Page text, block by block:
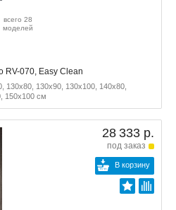
всего 28
моделей
RV-070, Easy Clean
130x80, 130x90, 130x100, 140x80,
150x100 см
28 333 р.
под заказ
В корзину